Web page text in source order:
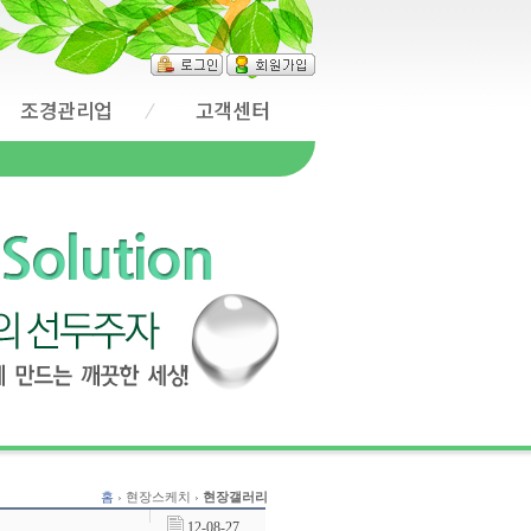
조경관리업 고객센터
홈 › 현장스케치 › 현장갤러리
12-08-27